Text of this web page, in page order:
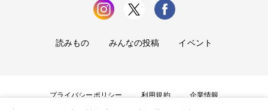
読みもの みんなの投稿 イベント
プライバシーポリシー 利用規約 企業情報